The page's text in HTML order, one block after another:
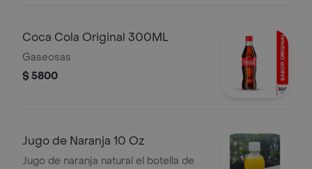
Coca Cola Original 300ML
Gaseosas
$ 5800
Jugo de Naranja 10 Oz
Jugo de naranja natural el botella de